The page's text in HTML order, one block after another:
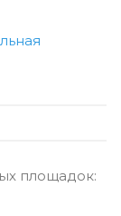
площадок: